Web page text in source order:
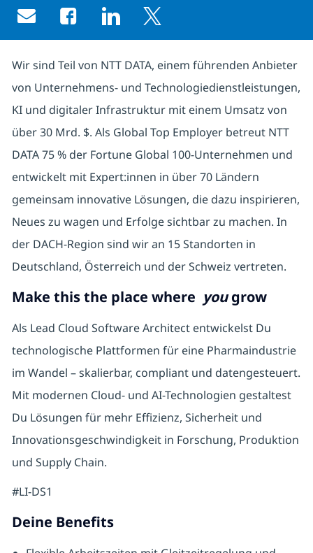
Share via email
Share via Facebook
Share via LinkedIn
Share via twitter
Wir sind Teil von NTT DATA, einem führenden Anbieter
von Unternehmens- und Technologiedienstleistungen,
KI und digitaler Infrastruktur mit einem Umsatz von
über 30 Mrd. $. Als Global Top Employer betreut NTT
DATA 75 % der Fortune Global 100-Unternehmen und
entwickelt mit Expert:innen in über 70 Ländern
gemeinsam innovative Lösungen, die dazu inspirieren,
Neues zu wagen und Erfolge sichtbar zu machen. In
der DACH-Region sind wir an 15 Standorten in
Deutschland, Österreich und der Schweiz vertreten.
Make this the place where yougrow
Als Lead Cloud Software Architect entwickelst Du
technologische Plattformen für eine Pharmaindustrie
im Wandel – skalierbar, compliant und datengesteuert.
Mit modernen Cloud- und AI-Technologien gestaltest
Du Lösungen für mehr Effizienz, Sicherheit und
Innovationsgeschwindigkeit in Forschung, Produktion
und Supply Chain.
#LI-DS1
Deine Benefits